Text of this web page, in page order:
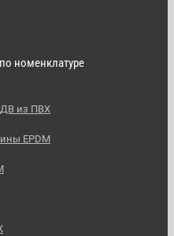
номенклатуре
ДВ из ПВХ
EPDM